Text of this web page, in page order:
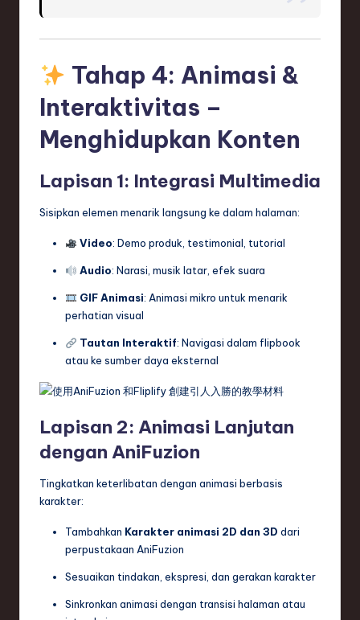
Tahap 4: Animasi &
Interaktivitas –
Menghidupkan Konten
Lapisan 1: Integrasi Multimedia
Sisipkan elemen menarik langsung ke dalam halaman:
Video: Demo produk, testimonial, tutorial
Audio: Narasi, musik latar, efek suara
GIF Animasi: Animasi mikro untuk menarik
perhatian visual
Tautan Interaktif: Navigasi dalam flipbook
atau ke sumber daya eksternal
Lapisan 2: Animasi Lanjutan
dengan AniFuzion
Tingkatkan keterlibatan dengan animasi berbasis
karakter:
Tambahkan Karakter animasi 2D dan 3D dari
perpustakaan AniFuzion
Sesuaikan tindakan, ekspresi, dan gerakan karakter
Sinkronkan animasi dengan transisi halaman atau